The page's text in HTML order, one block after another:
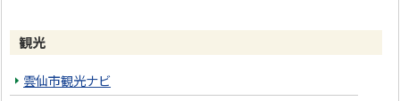
観光
雲仙市観光ナビ